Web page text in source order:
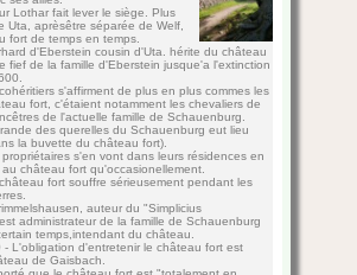
Le nom du château fort
du moyen haut
d'observation, tour de
Ganerbenburg, c'est à
plusieures familles.
La vie dans ce château fort
fort. Place forte remarquable,
rempart extérieur, tandis que
d'un fossé profond.